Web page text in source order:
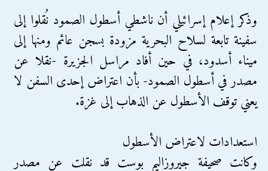
وذكر إعلام إسرائيلي أن ناشطي أسطول الصمود نُقلوا إلى
سفينة تابعة لسلاح البحرية مزودة بسجن عائم ومنها إلى
ميناء أسدود، في حين أفاد مراسل الجزيرة -نقلا عن
مصدر في أسطول الصمود- بأن اعتراض إحدى السفن لا
يعني توقف الأسطول عن الذهاب إلى غزة.
استعدادات لاعتراض الأسطول
وكانت صحيفة جيروزاليم بوست قد نقلت عن مصدر